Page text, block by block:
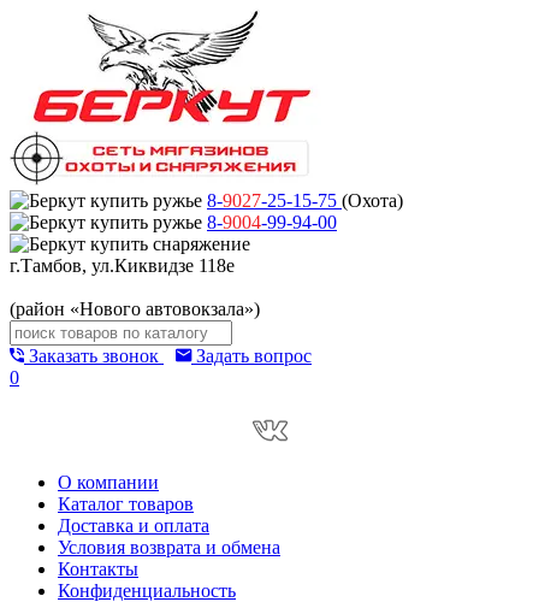
8-9027-25-15-75 (Охота)
8-9004-99-94-00
г.Тамбов, ул.Киквидзе 118е
(район «Нового автовокзала»)
Заказать звонок
Задать вопрос
0
О компании
Каталог товаров
Доставка и оплата
Условия возврата и обмена
Контакты
Конфиденциальность